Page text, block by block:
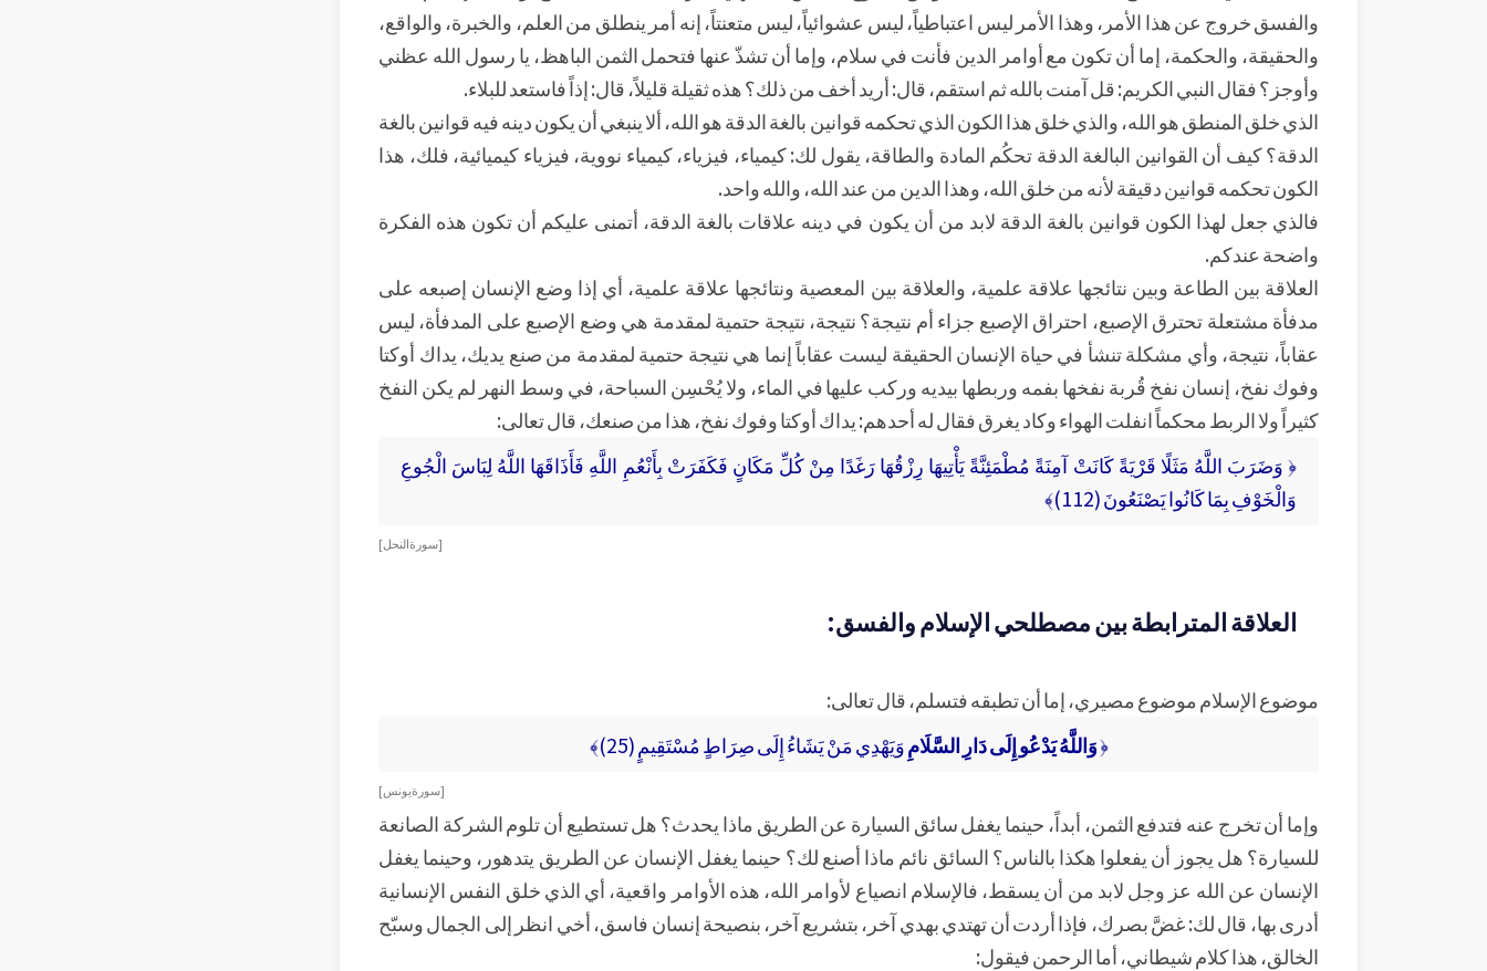
والفسق خروج عن هذا الأمر، وهذا الأمر ليس اعتباطياً، ليس عشوائياً، ليس متعنتاً، إنه أمر ينطلق من العلم، والخبرة، والواقع،
والحقيقة، والحكمة، إما أن تكون مع أوامر الدين فأنت في سلام، وإما أن تشذّ عنها فتحمل الثمن الباهظ، يا رسول الله عظني
وأوجز؟ فقال النبي الكريم: قل آمنت بالله ثم استقم، قال: أريد أخف من ذلك؟ هذه ثقيلة قليلاً، قال: إذاً فاستعد للبلاء.
الذي خلق المنطق هو الله، والذي خلق هذا الكون الذي تحكمه قوانين بالغة الدقة هو الله، ألا ينبغي أن يكون دينه فيه قوانين بالغة
الدقة؟ كيف أن القوانين البالغة الدقة تحكُم المادة والطاقة، يقول لك: كيمياء، فيزياء، كيمياء نووية، فيزياء كيميائية، فلك، هذا
الكون تحكمه قوانين دقيقة لأنه من خلق الله، وهذا الدين من عند الله، والله واحد.
فالذي جعل لهذا الكون قوانين بالغة الدقة لابد من أن يكون في دينه علاقات بالغة الدقة، أتمنى عليكم أن تكون هذه الفكرة
واضحة عندكم.
العلاقة بين الطاعة وبين نتائجها علاقة علمية، والعلاقة بين المعصية ونتائجها علاقة علمية، أي إذا وضع الإنسان إصبعه على
مدفأة مشتعلة تحترق الإصبع، احتراق الإصبع جزاء أم نتيجة؟ نتيجة، نتيجة حتمية لمقدمة هي وضع الإصبع على المدفأة، ليس
عقاباً، نتيجة، وأي مشكلة تنشأ في حياة الإنسان الحقيقة ليست عقاباً إنما هي نتيجة حتمية لمقدمة من صنع يديك، يداك أوكتا
وفوك نفخ، إنسان نفخ قُربة نفخها بفمه وربطها بيديه وركب عليها في الماء، ولا يُحْسِن السباحة، في وسط النهر لم يكن النفخ
كثيراً ولا الربط محكماً انفلت الهواء وكاد يغرق فقال له أحدهم: يداك أوكتا وفوك نفخ، هذا من صنعك، قال تعالى:
﴿ وَضَرَبَ اللَّهُ مَثَلًا قَرْيَةً كَانَتْ آمِنَةً مُطْمَئِنَّةً يَأْتِيهَا رِزْقُهَا رَغَدًا مِنْ كُلِّ مَكَانٍ فَكَفَرَتْ بِأَنْعُمِ اللَّهِ فَأَذَاقَهَا اللَّهُ لِبَاسَ الْجُوعِ
وَالْخَوْفِ بِمَا كَانُوا يَصْنَعُونَ (112)﴾
[ سورة النحل ]
العلاقة المترابطة بين مصطلحي الإسلام والفسق:
موضوع الإسلام موضوع مصيري، إما أن تطبقه فتسلم، قال تعالى:
﴿وَاللَّهُ يَدْعُو إِلَى دَارِ السَّلَامِوَيَهْدِي مَنْ يَشَاءُ إِلَى صِرَاطٍ مُسْتَقِيمٍ (25)﴾
[ سورة يونس ]
وإما أن تخرج عنه فتدفع الثمن، أبداً، حينما يغفل سائق السيارة عن الطريق ماذا يحدث؟ هل تستطيع أن تلوم الشركة الصانعة
للسيارة؟ هل يجوز أن يفعلوا هكذا بالناس؟ السائق نائم ماذا أصنع لك؟ حينما يغفل الإنسان عن الطريق يتدهور، وحينما يغفل
الإنسان عن الله عز وجل لابد من أن يسقط، فالإسلام انصياع لأوامر الله، هذه الأوامر واقعية، أي الذي خلق النفس الإنسانية
أدرى بها، قال لك: غضَّ بصرك، فإذا أردت أن تهتدي بهدي آخر، بتشريع آخر، بنصيحة إنسان فاسق، أخي انظر إلى الجمال وسبّح
الخالق، هذا كلام شيطاني، أما الرحمن فيقول: